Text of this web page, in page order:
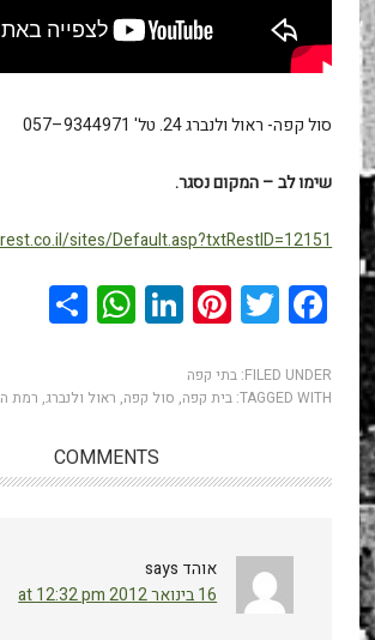
סול קפה- ראול ולנברג 24. טל' 9344971–057
שימו לב – המקום נסגר.
sites/Default.asp?txtRestID=12151
Facebook
Twitter
Pinterest
LinkedIn
FILED UNDER: בתי קפה
TAGGED WITH: בית קפה, סול קפה, ראול ולנברג, רמת
COMMENTS
אוהד says
16 בינואר 2012 at 12:32 pm